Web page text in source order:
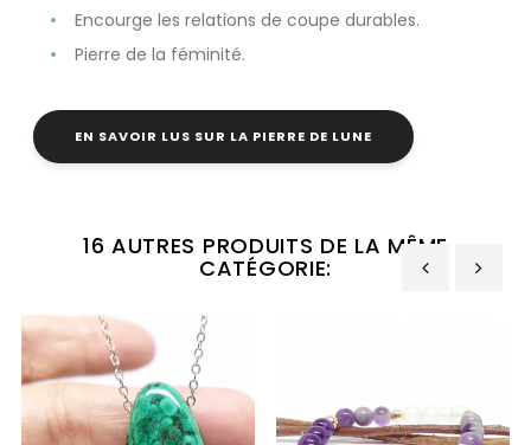
Encourge les relations de coupe durables.
Pierre de la féminité.
EN SAVOIR LUS SUR LA PIERRE DE LUNE
16 AUTRES PRODUITS DE LA MÊME
CATÉGORIE: